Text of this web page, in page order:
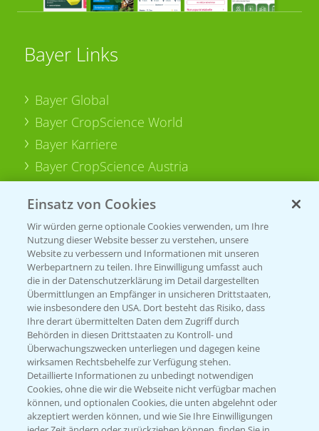
Bayer Links
Bayer Global
Bayer CropScience World
Bayer Karriere
Bayer CropScience Austria
Presse
Vegetables Deutschland
Infos
LINKS
Apps
Wetter Aktuell
BROSCHÜREN
Ackerbau
Einsatz von Cookies
Wir würden gerne optionale Cookies verwenden, um Ihre
Nutzung dieser Website besser zu verstehen, unsere
Website zu verbessern und Informationen mit unseren
Werbepartnern zu teilen. Ihre Einwilligung umfasst auch
die in der Datenschutzerklärung im Detail dargestellten
Übermittlungen an Empfänger in unsicheren Drittstaaten,
wie insbesondere den USA. Dort besteht das Risiko, dass
Ihre derart übermittelten Daten dem Zugriff durch
Behörden in diesen Drittstaaten zu Kontroll- und
Überwachungszwecken unterliegen und dagegen keine
wirksamen Rechtsbehelfe zur Verfügung stehen.
Detaillierte Informationen zu unbedingt notwendigen
Cookies, ohne die wir die Webseite nicht verfügbar machen
können, und optionalen Cookies, die unten abgelehnt oder
akzeptiert werden können, und wie Sie Ihre Einwilligungen